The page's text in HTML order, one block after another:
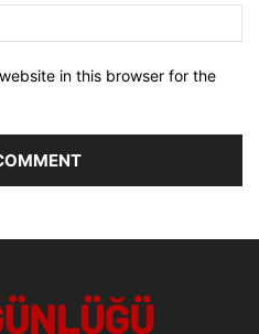
in this browser for the